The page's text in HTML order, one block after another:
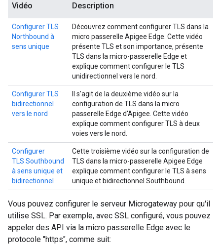
Vidéo Description
Configurer TLS
Northbound à
sens unique
Découvrez comment configurer TLS dans la
micro passerelle Apigee Edge. Cette vidéo
présente TLS et son importance, présente
TLS dans la micro-passerelle Edge et
explique comment configurer le TLS
unidirectionnel vers le nord.
Configurer TLS
bidirectionnel
vers le nord
Il s'agit de la deuxième vidéo sur la
configuration de TLS dans la micro
passerelle Edge d'Apigee. Cette vidéo
explique comment configurer TLS à deux
voies vers le nord.
Configurer
TLS Southbound
à sens unique et
bidirectionnel
Cette troisième vidéo sur la configuration de
TLS dans la micro-passerelle Apigee Edge
explique comment configurer le TLS à sens
unique et bidirectionnel Southbound.
Vous pouvez configurer le serveur Microgateway pour qu'il
utilise SSL. Par exemple, avec SSL configuré, vous pouvez
appeler des API via la micro passerelle Edge avec le
protocole "https", comme suit: